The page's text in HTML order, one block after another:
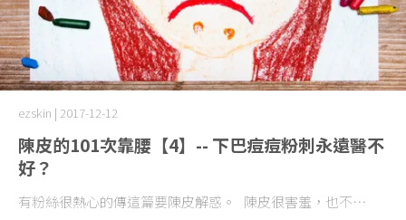
陳皮的101次靠腰【4】-- 下巴痘痘粉刺永遠醫不
好？
ezskin | 2017-12-12
有粉絲很熱心的傳這篇要陳皮解惑。 陳皮很害羞，也不⋯